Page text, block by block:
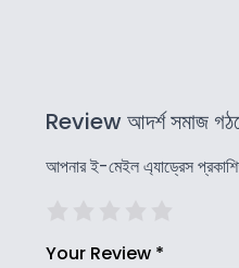
Review আদর্শ সমাজ
আপনার ই-মেইল এ্যাড্রেস
Your Review *